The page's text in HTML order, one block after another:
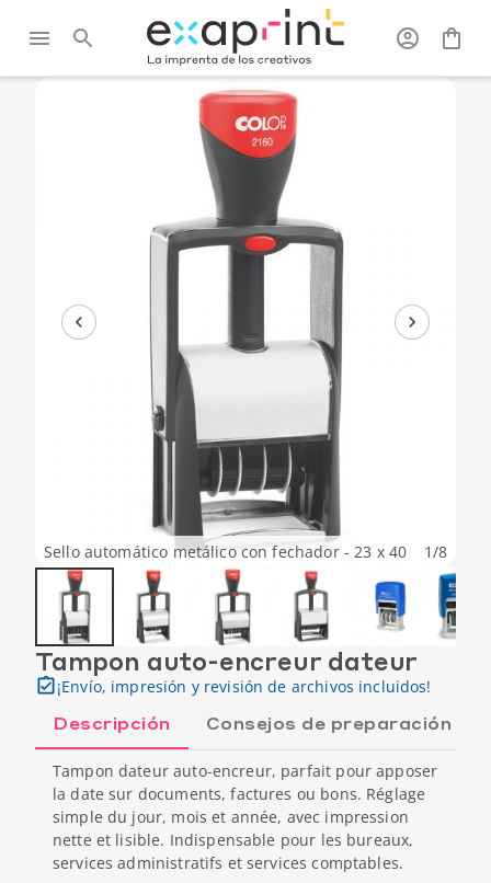
Sellos/Tampon auto-encreur
dateur
Sello automático metálico con fechador - 23 x 40 1/8
Tampon auto-encreur dateur
¡Envío, impresión y revisión de archivos incluidos!
Descripción Consejos de preparación
Tampon dateur auto-encreur, parfait pour apposer
la date sur documents, factures ou bons. Réglage
simple du jour, mois et année, avec impression
nette et lisible. Indispensable pour les bureaux,
services administratifs et services comptables.